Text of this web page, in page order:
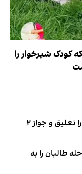
کودک شیرخوار را
طالبان فعالیت ۷ دانشگاه خصوصی را تعلیق و جواز ۲
طالبان را به